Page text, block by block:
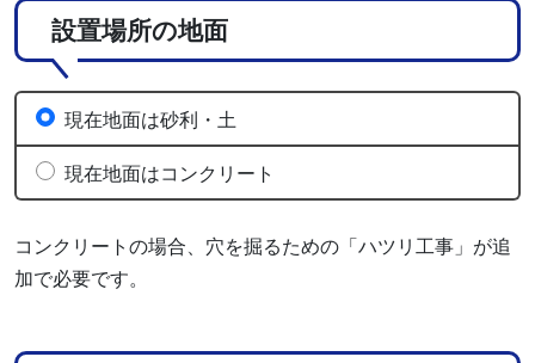
設置場所の地面
コンクリートの場合、穴を掘るための「ハツリ工事」が追
加で必要です。
現在地面は砂利・土
現在地面はコンクリート